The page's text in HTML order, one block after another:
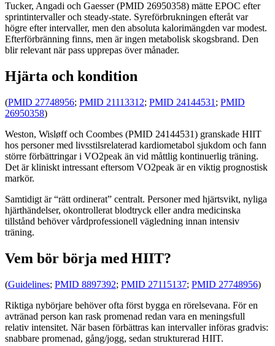
Tucker, Angadi och Gaesser (PMID 26950358) mätte EPOC efter
sprintintervaller och steady-state. Syreförbrukningen efteråt var
högre efter intervaller, men den absoluta kalorimängden var modest.
Efterförbränning finns, men är ingen metabolisk skogsbrand. Den
blir relevant när pass upprepas över månader.
Hjärta och kondition
(PMID 27748956; PMID 21113312; PMID 24144531 ; PMID
26950358)
Weston, Wisløff och Coombes (PMID 24144531) granskade HIIT
hos personer med livsstilsrelaterad kardiometabol sjukdom och fann
större förbättringar i VO2peak än vid måttlig kontinuerlig träning.
Det är kliniskt intressant eftersom VO2peak är en viktig prognostisk
markör.
Samtidigt är “rätt ordinerat” centralt. Personer med hjärtsvikt, nyliga
hjärthändelser, okontrollerat blodtryck eller andra medicinska
tillstånd behöver vårdprofessionell vägledning innan intensiv
träning.
Vem bör börja med HIIT?
(Guidelines; PMID 8897392; PMID 27115137; PMID 27748956)
Riktiga nybörjare behöver ofta först bygga en rörelsevana. För en
avtränad person kan rask promenad redan vara en meningsfull
relativ intensitet. När basen förbättras kan intervaller införas gradvis:
snabbare promenad, gång/jogg, sedan strukturerad HIIT.